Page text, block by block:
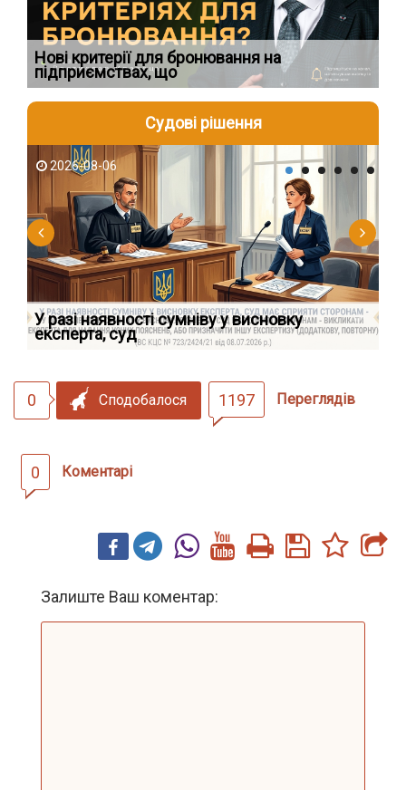
Нові критерії для бронювання на
підприємствах, що
Судові рішення
2026-08-06
У разі наявності сумніву у висновку
експерта, суд
0 Сподобалося 1197 Переглядів
0 Коментарі
Залиште Ваш коментар: